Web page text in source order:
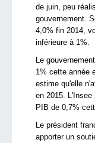
de juin, peu
gouvernement.
4,0% fin 2014,
inférieure à 1%.
Le
1% cette année
estime qu'elle
en 2015.
PIB de 0,7%
Le président
apporter un